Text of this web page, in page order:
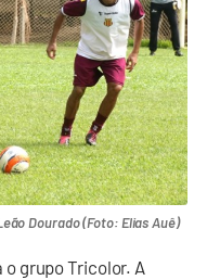
Dourado (Foto: Elias Auê)
grupo Tricolor. A